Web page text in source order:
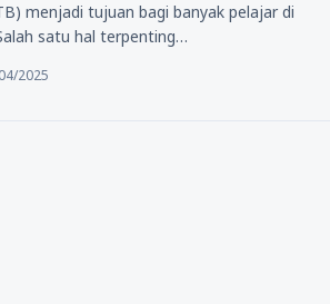
menjadi tujuan bagi banyak pelajar di
satu hal terpenting…
2025